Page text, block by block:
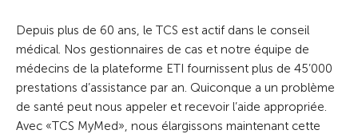
Depuis plus de 60 ans, le TCS est actif dans le conseil
médical. Nos gestionnaires de cas et notre équipe de
médecins de la plateforme ETI fournissent plus de 45’000
prestations d’assistance par an. Quiconque a un problème
de santé peut nous appeler et recevoir l’aide appropriée.
Avec «TCS MyMed», nous élargissons maintenant cette